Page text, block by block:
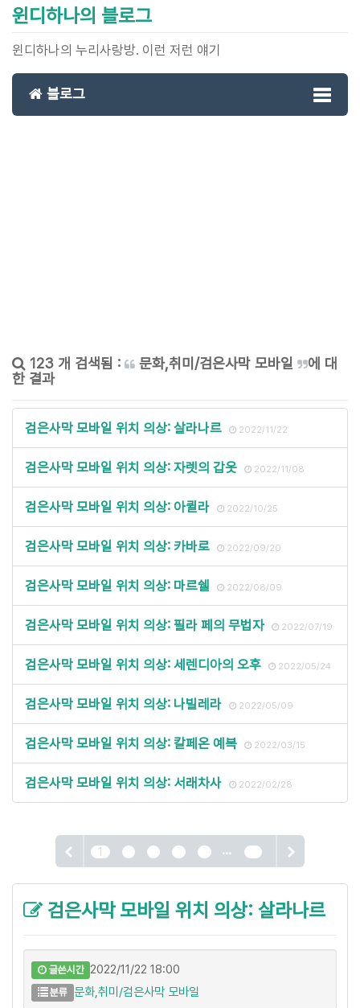
윈디하나의 블로그
윈디하나의 누리사랑방. 이런 저런 얘기
블로그
123 개 검색됨 : 문화,취미/검은사막 모바일
에 대
한 결과
검은사막 모바일 위치 의상: 살라나르 2022/11/22
검은사막 모바일 위치 의상: 자렛의 갑옷 2022/11/08
검은사막 모바일 위치 의상: 아퀼라 2022/10/25
검은사막 모바일 위치 의상: 카바로 2022/09/20
검은사막 모바일 위치 의상: 마르쉘 2022/08/09
검은사막 모바일 위치 의상: 필라 페의 무법자 2022/07/19
검은사막 모바일 위치 의상: 세렌디아의 오후 2022/05/24
검은사막 모바일 위치 의상: 나빌레라 2022/05/09
검은사막 모바일 위치 의상: 칼페온 예복 2022/03/15
검은사막 모바일 위치 의상: 서래차사 2022/02/28
1 ...
검은사막 모바일 위치 의상: 살라나르
글쓴시간 2022/11/22 18:00
분류 문화,취미/검은사막 모바일